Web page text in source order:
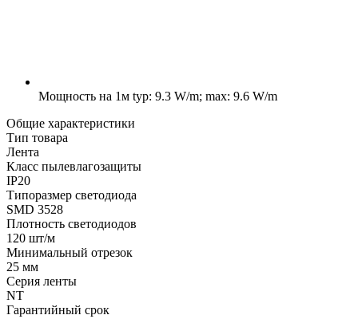
Мощность на 1м typ: 9.3 W/m; max: 9.6 W/m
Общие характеристики
Тип товара
Лента
Класс пылевлагозащиты
IP20
Типоразмер светодиода
SMD 3528
Плотность светодиодов
120 шт/м
Минимальный отрезок
25 мм
Серия ленты
NT
Гарантийный срок